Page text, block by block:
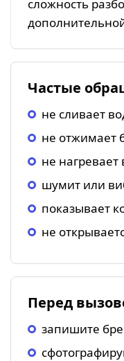
сложность
Частые
не сливает
не отжимает
не нагревает
шумит или
показывает
не
Перед
запишите